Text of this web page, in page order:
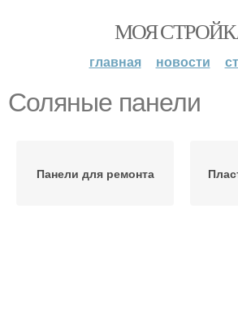
МОЯ
главная новости
Соляные панели
Панели для ремонта